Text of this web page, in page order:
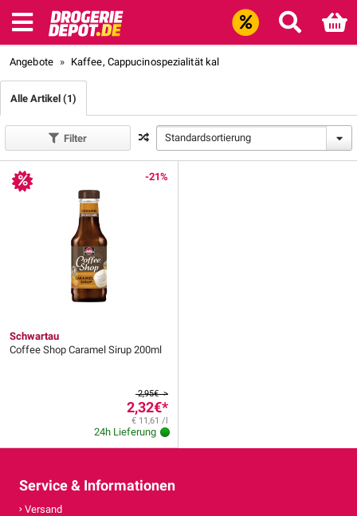
Angebote » Kaffee, Cappucinospezialität kal
Alle Artikel (1)
Filter Standardsortierung
Schwartau
Coffee Shop Caramel Sirup 200ml
2,95€ >
2,32€*
€ 11,61 /l
24h Lieferung
-21%
Service & Informationen
Versand